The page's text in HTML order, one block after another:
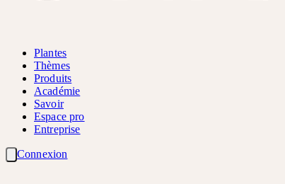
Plantes
Thèmes
Produits
Académie
Savoir
Espace pro
Entreprise
Connexion